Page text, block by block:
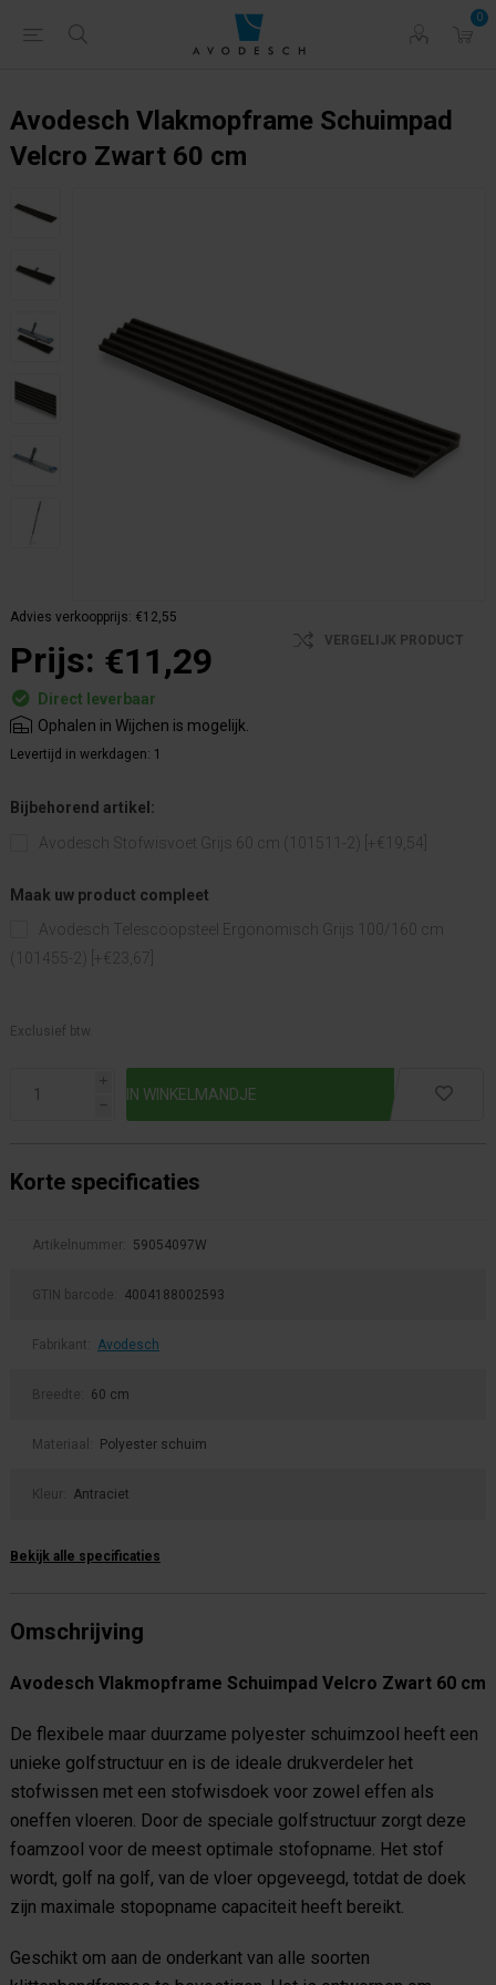
0
Avodesch Vlakmopframe Schuimpad
Velcro Zwart 60 cm
Advies verkoopprijs: €12,55
Prijs: €11,29 VERGELIJK PRODUCT
Direct leverbaar
Ophalen in Wijchen is mogelijk.
Levertijd in werkdagen: 1
Bijbehorend artikel:
Avodesch Stofwisvoet Grijs 60 cm (101511-2) [+€19,54]
Maak uw product compleet
Avodesch Telescoopsteel Ergonomisch Grijs 100/160 cm
(101455-2) [+€23,67]
Exclusief btw.
i
h
Korte specificaties
Artikelnummer: 59054097W
GTIN barcode: 4004188002593
Fabrikant: Avodesch
Breedte: 60 cm
Materiaal: Polyester schuim
Kleur: Antraciet
Bekijk alle specificaties
Omschrijving
Avodesch Vlakmopframe Schuimpad Velcro Zwart 60 cm
De flexibele maar duurzame polyester schuimzool heeft een
unieke golfstructuur en is de ideale drukverdeler het
stofwissen met een stofwisdoek voor zowel effen als
oneffen vloeren. Door de speciale golfstructuur zorgt deze
foamzool voor de meest optimale stofopname. Het stof
wordt, golf na golf, van de vloer opgeveegd, totdat de doek
zijn maximale stopopname capaciteit heeft bereikt.
Geschikt om aan de onderkant van alle soorten